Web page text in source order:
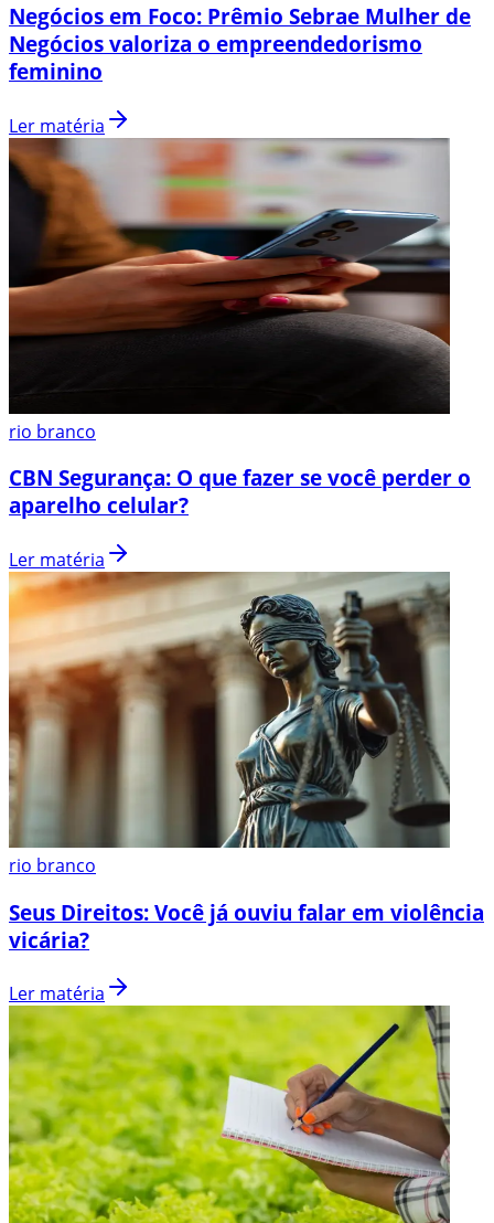
Negócios em Foco: Prêmio Sebrae Mulher de
Negócios valoriza o empreendedorismo
feminino
Ler matéria
rio branco
CBN Segurança: O que fazer se você perder o
aparelho celular?
Ler matéria
rio branco
Seus Direitos: Você já ouviu falar em violência
vicária?
Ler matéria